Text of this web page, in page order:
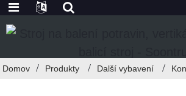
Domov Produkty Další vybavení